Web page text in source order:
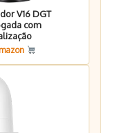
V16 DGT
com